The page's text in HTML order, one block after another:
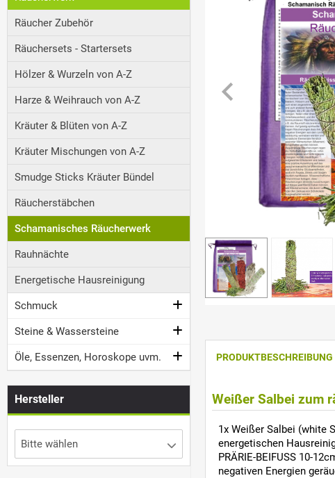
PRODUKTBESCHREIBUNG
Weißer Salbei zum
1x Weißer Salbei (white
energetischen
PRÄRIE-BEIFUSS 10-
negativen Energien
Räucher Zubehör
Räuchersets - Startersets
Hölzer & Wurzeln von A-Z
Harze & Weihrauch von A-Z
Kräuter & Blüten von A-Z
Kräuter Mischungen von A-Z
Smudge Sticks Kräuter Bündel
Räucherstäbchen
Schamanisches Räucherwerk
Rauhnächte
Energetische Hausreinigung
Schmuck
Steine & Wassersteine
Öle, Essenzen, Horoskope uvm.
Hersteller
Bitte wählen